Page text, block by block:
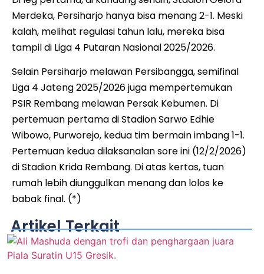
Merdeka, Persiharjo hanya bisa menang 2-1. Meski
kalah, melihat regulasi tahun lalu, mereka bisa
tampil di Liga 4 Putaran Nasional 2025/2026.
Selain Persiharjo melawan Persibangga, semifinal
Liga 4 Jateng 2025/2026 juga mempertemukan
PSIR Rembang melawan Persak Kebumen. Di
pertemuan pertama di Stadion Sarwo Edhie
Wibowo, Purworejo, kedua tim bermain imbang 1-1.
Pertemuan kedua dilaksanalan sore ini (12/2/2026)
di Stadion Krida Rembang. Di atas kertas, tuan
rumah lebih diunggulkan menang dan lolos ke
babak final. (*)
Artikel Terkait